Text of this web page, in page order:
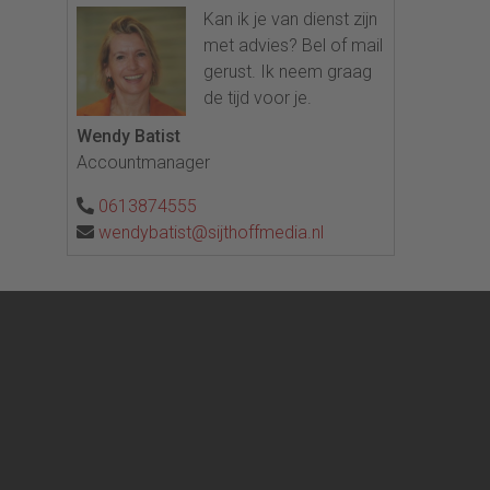
Kan ik je van dienst zijn
met advies? Bel of mail
gerust. Ik neem graag
de tijd voor je.
Wendy Batist
Accountmanager
0613874555
wendybatist@sijthoffmedia.nl